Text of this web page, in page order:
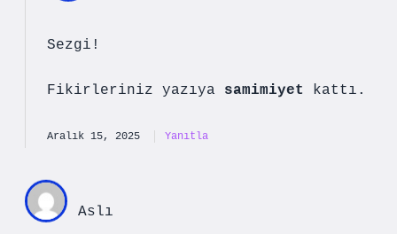
Sezgi!
Fikirleriniz yazıya samimiyet kattı.
Aralık 15, 2025 Yanıtla
Aslı